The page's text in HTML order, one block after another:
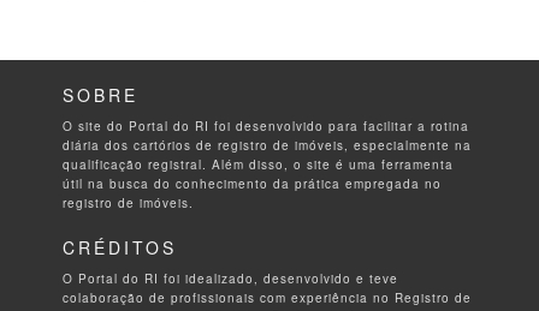
SOBRE
O site do Portal do RI foi desenvolvido para facilitar a rotina
diária dos cartórios de registro de imóveis, especialmente na
qualificação registral. Além disso, o site é uma ferramenta
útil na busca do conhecimento da prática empregada no
registro de imóveis.
CRÉDITOS
O Portal do RI foi idealizado, desenvolvido e teve
colaboração de profissionais com experiência no Registro de